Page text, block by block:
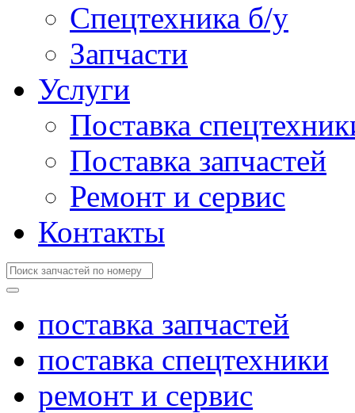
Спецтехника б/у
Запчасти
Услуги
Поставка
Поставка запчастей
Ремонт и сервис
Контакты
поставка запчастей
поставка спецтехники
ремонт и сервис